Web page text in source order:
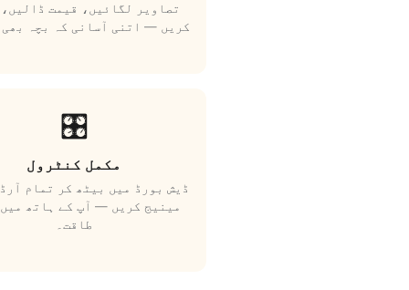
تصاویر لگائیں، قیمت
کریں — اتنی آسانی کہ بچہ
🎛️
مکمل کنٹرول
ڈیش بورڈ میں بیٹھ کر تمام
مینیج کریں — آپ کے ہاتھ
طاقت۔